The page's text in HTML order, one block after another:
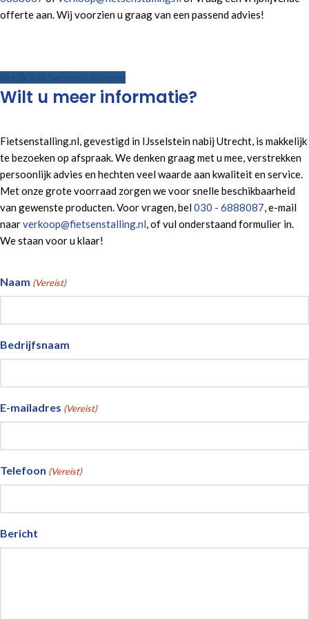
offerte aan. Wij voorzien u graag van een passend advies!
Bekijk alle fietsenstallingen
Wilt u meer informatie?
Fietsenstalling.nl, gevestigd in IJsselstein nabij Utrecht, is makkelijk
te bezoeken op afspraak. We denken graag met u mee, verstrekken
persoonlijk advies en hechten veel waarde aan kwaliteit en service.
Met onze grote voorraad zorgen we voor snelle beschikbaarheid
van gewenste producten. Voor vragen, bel030 - 6888087, e-mail
naarverkoop@fietsenstalling.nl, of vul onderstaand formulier in.
We staan voor u klaar!
Naam (Vereist)
Bedrijfsnaam
E-mailadres (Vereist)
Telefoon (Vereist)
Bericht